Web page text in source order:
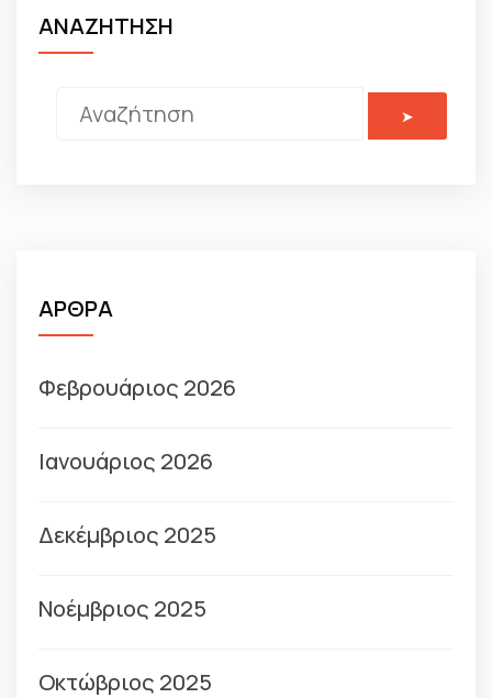
ΑΝΑΖΗΤΗΣΗ
ΑΡΘΡΑ
Φεβρουάριος 2026
Ιανουάριος 2026
Δεκέμβριος 2025
Νοέμβριος 2025
Οκτώβριος 2025